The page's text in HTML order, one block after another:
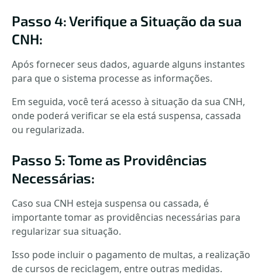
Passo 4: Verifique a Situação da sua
CNH:
Após fornecer seus dados, aguarde alguns instantes
para que o sistema processe as informações.
Em seguida, você terá acesso à situação da sua CNH,
onde poderá verificar se ela está suspensa, cassada
ou regularizada.
Passo 5: Tome as Providências
Necessárias:
Caso sua CNH esteja suspensa ou cassada, é
importante tomar as providências necessárias para
regularizar sua situação.
Isso pode incluir o pagamento de multas, a realização
de cursos de reciclagem, entre outras medidas.